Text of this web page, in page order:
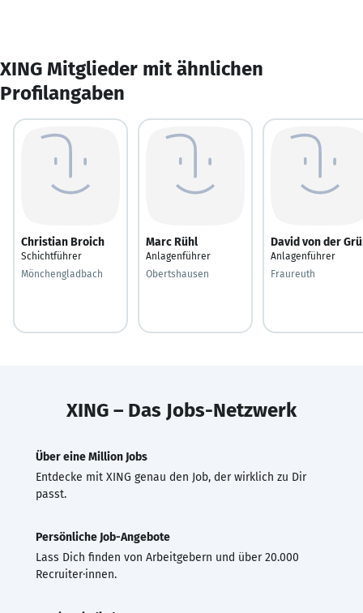
XING Mitglieder mit ähnlichen
Profilangaben
Christian Broich
Schichtführer
Mönchengladbach
Marc Rühl
Anlagenführer
Obertshausen
David von der
Anlagenführer
Fraureuth
XING – Das Jobs-Netzwerk
Über eine Million Jobs
Entdecke mit XING genau den Job, der wirklich zu Dir
passt.
Persönliche Job-Angebote
Lass Dich finden von Arbeitgebern und über 20.000
Recruiter·innen.